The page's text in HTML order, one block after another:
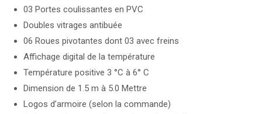
03 Portes coulissantes en PVC
Doubles vitrages antibuée
06 Roues pivotantes dont 03 avec freins
Affichage digital de la température
Température positive 3 °C à 6° C
Dimension de 1.5 m à 5.0 Mettre
Logos d’armoire (selon la commande)